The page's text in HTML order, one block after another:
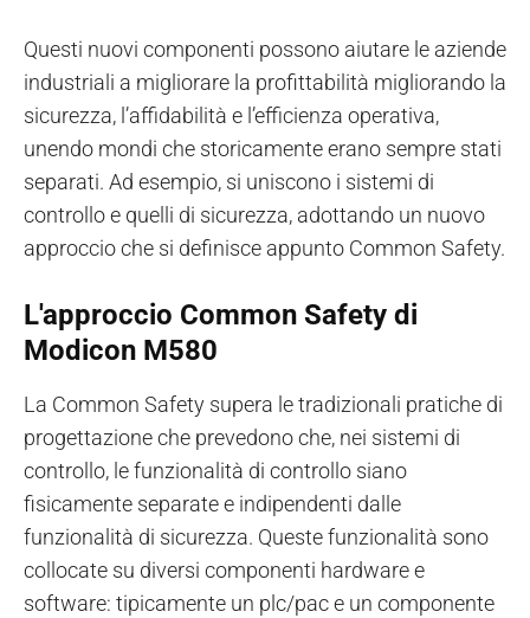
Questi nuovi componenti possono aiutare le aziende
industriali a migliorare la profittabilità migliorando la
sicurezza, l’affidabilità e l’efficienza operativa,
unendo mondi che storicamente erano sempre stati
separati. Ad esempio, si uniscono i sistemi di
controllo e quelli di sicurezza, adottando un nuovo
approccio che si definisce appunto Common Safety.
L'approccio Common Safety di
Modicon M580
La Common Safety supera le tradizionali pratiche di
progettazione che prevedono che, nei sistemi di
controllo, le funzionalità di controllo siano
fisicamente separate e indipendenti dalle
funzionalità di sicurezza. Queste funzionalità sono
collocate su diversi componenti hardware e
software: tipicamente un plc/pac e un componente